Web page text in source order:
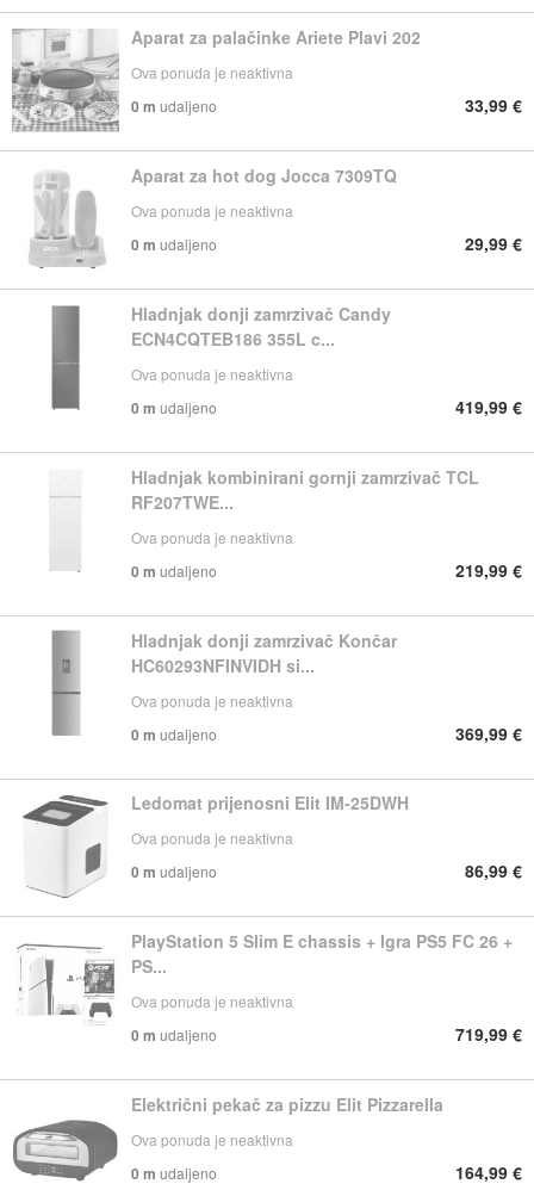
Aparat za palačinke Ariete Plavi 202
Ova ponuda je neaktivna
0 m udaljeno 33,99 €
Aparat za hot dog Jocca 7309TQ
Ova ponuda je neaktivna
0 m udaljeno 29,99 €
Hladnjak donji zamrzivač Candy
ECN4CQTEB186 355L c...
Ova ponuda je neaktivna
0 m udaljeno 419,99 €
Hladnjak kombinirani gornji zamrzivač TCL
RF207TWE...
Ova ponuda je neaktivna
0 m udaljeno 219,99 €
Hladnjak donji zamrzivač Končar
HC60293NFINVIDH si...
Ova ponuda je neaktivna
0 m udaljeno 369,99 €
Ledomat prijenosni Elit IM-25DWH
Ova ponuda je neaktivna
0 m udaljeno 86,99 €
PlayStation 5 Slim E chassis + Igra PS5 FC 26 +
PS...
Ova ponuda je neaktivna
0 m udaljeno 719,99 €
Električni pekač za pizzu Elit Pizzarella
Ova ponuda je neaktivna
0 m udaljeno 164,99 €